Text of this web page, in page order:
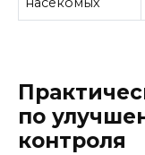
по
контроля